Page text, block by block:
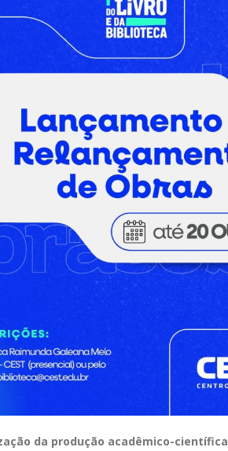
da produção acadêmico-científica